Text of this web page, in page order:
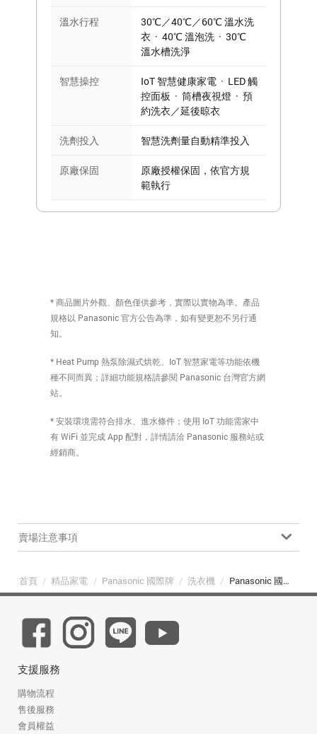
溫水行程
30℃／40℃／60℃ 溫水洗
衣 · 40℃ 溫泡洗 · 30℃
溫水槽洗淨
智慧操控
IoT 智慧健康家電 · LED 觸
控面板 · 筒槽夜視燈 · 預
約洗衣／延後晾衣
洗劑投入 智慧洗劑量自動精準投入
原廠保固
原廠授權保固，依官方規
範執行
* 商品圖片外觀、顏色僅供參考，實際以實物為準。產品
規格以 Panasonic 官方公告為準，如有變更恕不另行通
知。
* Heat Pump 熱泵除濕式烘乾、IoT 智慧家電等功能依機
種不同而異；詳細功能規格請參閱 Panasonic 台灣官方網
站。
* 安裝環境需符合排水、進水條件；使用 IoT 功能需家中
有 WiFi 並完成 App 配對，詳情請洽 Panasonic 服務站或
經銷商。
賣場注意事項
首頁 / 精品家電 / Panasonic 國際牌 / 洗衣機 / Panasonic 國際牌 NA-V190RDH-W 智慧聯網系列 19kg 滾筒洗衣機 冰鑽白
支援服務
購物流程
售後服務
會員權益